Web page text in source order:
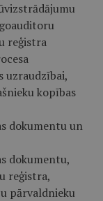
reģistra
uzraudzībai,
kopības
dokumentu un
dokumentu,
reģistra,
pārvaldnieku